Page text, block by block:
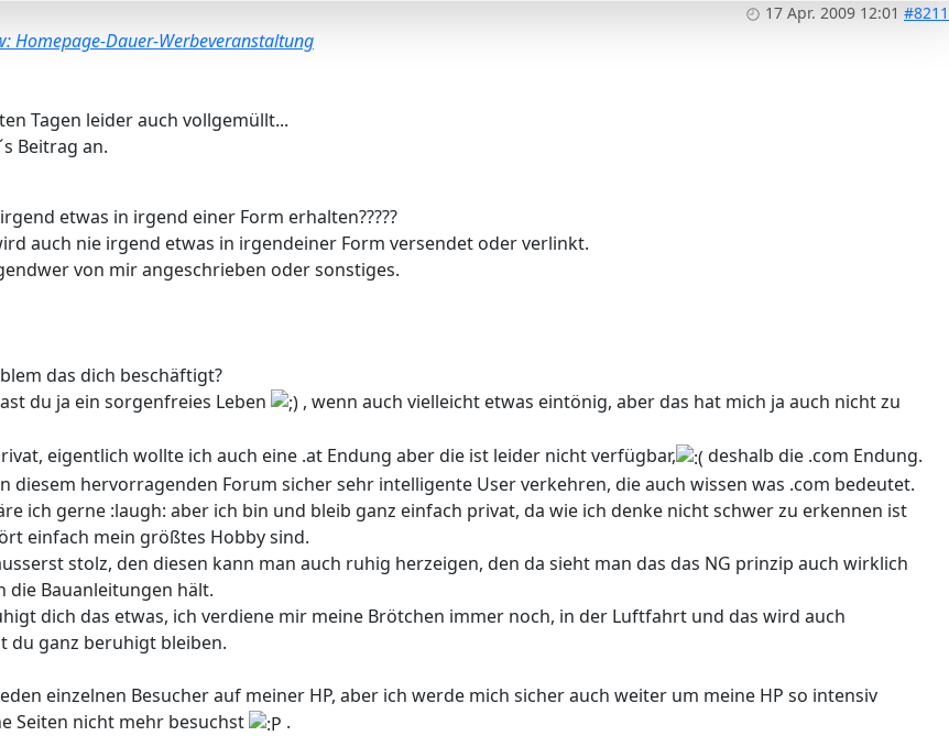
17 Apr. 2009 12:01 #8211
Homepage-Dauer-Werbeveranstaltung
Tagen leider auch vollgemüllt...
Beitrag an.
etwas in irgend einer Form erhalten?????
auch nie irgend etwas in irgendeiner Form versendet oder verlinkt.
von mir angeschrieben oder sonstiges.
das dich beschäftigt?
du ja ein sorgenfreies Leben
, wenn auch vielleicht etwas eintönig, aber das hat mich ja auch nicht zu
eigentlich wollte ich auch eine .at Endung aber die ist leider nicht verfügbar,
deshalb die .com Endung.
diesem hervorragenden Forum sicher sehr intelligente User verkehren, die auch wissen was .com bedeutet.
ich gerne :laugh: aber ich bin und bleib ganz einfach privat, da wie ich denke nicht schwer zu erkennen ist
einfach mein größtes Hobby sind.
stolz, den diesen kann man auch ruhig herzeigen, den da sieht man das das NG prinzip auch wirklich
Bauanleitungen hält.
dich das etwas, ich verdiene mir meine Brötchen immer noch, in der Luftfahrt und das wird auch
du ganz beruhigt bleiben.
einzelnen Besucher auf meiner HP, aber ich werde mich sicher auch weiter um meine HP so intensiv
Seiten nicht mehr besuchst
.